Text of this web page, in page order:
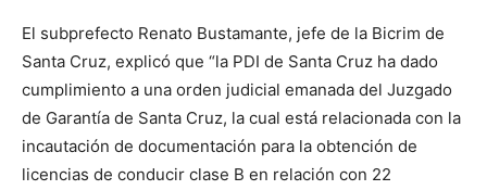
El subprefecto Renato Bustamante, jefe de la Bicrim de
Santa Cruz, explicó que “la PDI de Santa Cruz ha dado
cumplimiento a una orden judicial emanada del Juzgado
de Garantía de Santa Cruz, la cual está relacionada con la
incautación de documentación para la obtención de
licencias de conducir clase B en relación con 22